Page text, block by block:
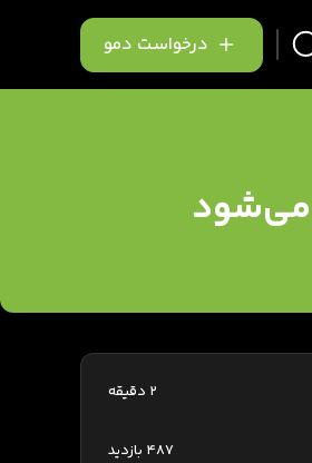
درخواست دمو
می‌شود
2 دقیقه
487 بازدید